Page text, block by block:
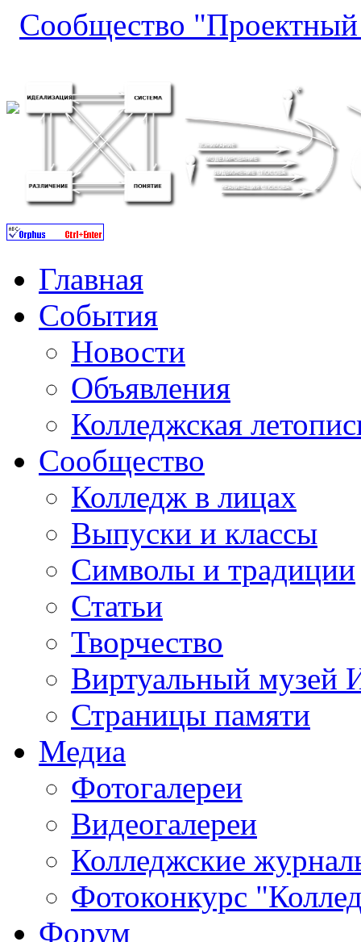
Сообщество
Главная
События
Новости
Объявления
Колледжская
Сообщество
Колледж в лицах
Выпуски и классы
Символы и традиции
Статьи
Творчество
Виртуальный музей
Страницы памяти
Медиа
Фотогалереи
Видеогалереи
Колледжские
Фотоконкурс
Форум